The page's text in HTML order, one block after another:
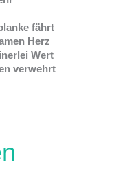
fährt
Herz
Wert
verwehrt